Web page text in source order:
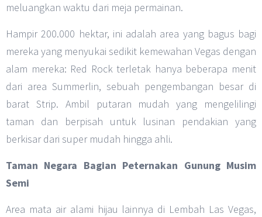
meluangkan waktu dari meja permainan.
Hampir 200.000 hektar, ini adalah area yang bagus bagi
mereka yang menyukai sedikit kemewahan Vegas dengan
alam mereka: Red Rock terletak hanya beberapa menit
dari area Summerlin, sebuah pengembangan besar di
barat Strip. Ambil putaran mudah yang mengelilingi
taman dan berpisah untuk lusinan pendakian yang
berkisar dari super mudah hingga ahli.
Taman Negara Bagian Peternakan Gunung Musim
Semi
Area mata air alami hijau lainnya di Lembah Las Vegas,